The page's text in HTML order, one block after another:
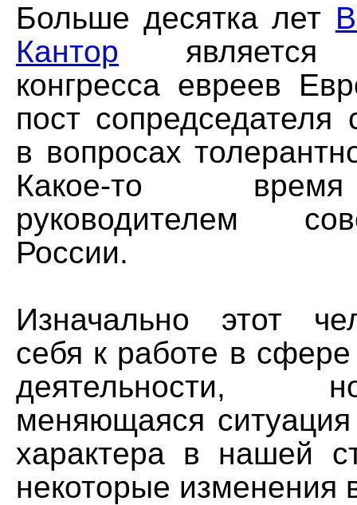
Больше десятка лет
Кантор является
конгресса евреев
пост сопредседателя
в вопросах
Какое-то
руководителем
России.
Изначально этот
себя к работе в
деятельности,
меняющаяся ситуация
характера в нашей
некоторые изменения